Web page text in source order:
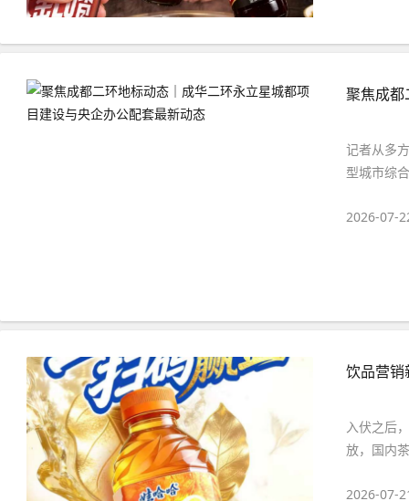
聚焦成
记者从多
型城市综
2026-07-
饮品营销
入伏之后
放，国内
2026-07-